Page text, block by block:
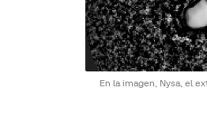
En la imagen, Nysa, el